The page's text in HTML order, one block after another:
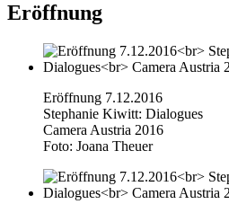
Eröffnung
Eröffnung 7.12.2016
Stephanie Kiwitt: Dialogues
Camera Austria 2016
Foto: Joana Theuer